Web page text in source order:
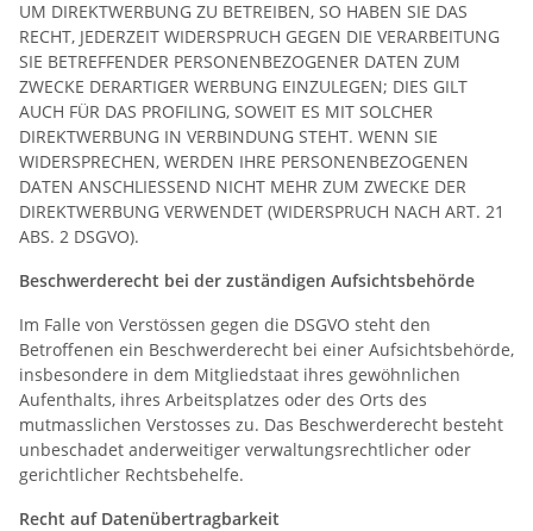
UM DIREKTWERBUNG ZU BETREIBEN, SO HABEN SIE DAS
RECHT, JEDERZEIT WIDERSPRUCH GEGEN DIE VERARBEITUNG
SIE BETREFFENDER PERSONENBEZOGENER DATEN ZUM
ZWECKE DERARTIGER WERBUNG EINZULEGEN; DIES GILT
AUCH FÜR DAS PROFILING, SOWEIT ES MIT SOLCHER
DIREKTWERBUNG IN VERBINDUNG STEHT. WENN SIE
WIDERSPRECHEN, WERDEN IHRE PERSONENBEZOGENEN
DATEN ANSCHLIESSEND NICHT MEHR ZUM ZWECKE DER
DIREKTWERBUNG VERWENDET (WIDERSPRUCH NACH ART. 21
ABS. 2 DSGVO).
Beschwerderecht bei der zuständigen Aufsichtsbehörde
Im Falle von Verstössen gegen die DSGVO steht den
Betroffenen ein Beschwerderecht bei einer Aufsichtsbehörde,
insbesondere in dem Mitgliedstaat ihres gewöhnlichen
Aufenthalts, ihres Arbeitsplatzes oder des Orts des
mutmasslichen Verstosses zu. Das Beschwerderecht besteht
unbeschadet anderweitiger verwaltungsrechtlicher oder
gerichtlicher Rechtsbehelfe.
Recht auf Datenübertragbarkeit